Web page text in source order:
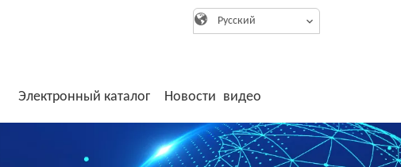
Pусский
Электронный каталог Новости видео